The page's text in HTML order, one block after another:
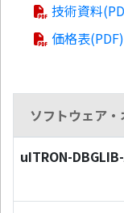
技術資料
価格表(PDF)
ソフトウェア
uITRON-